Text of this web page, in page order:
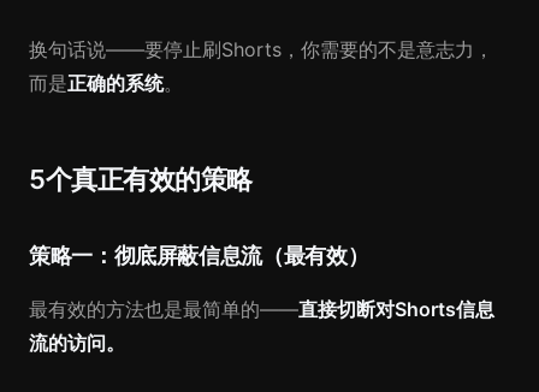
换句话说——要停止刷Shorts，你需要的不是意志力，
而是正确的系统。
5个真正有效的策略
策略一：彻底屏蔽信息流（最有效）
最有效的方法也是最简单的——直接切断对Shorts信息
流的访问。